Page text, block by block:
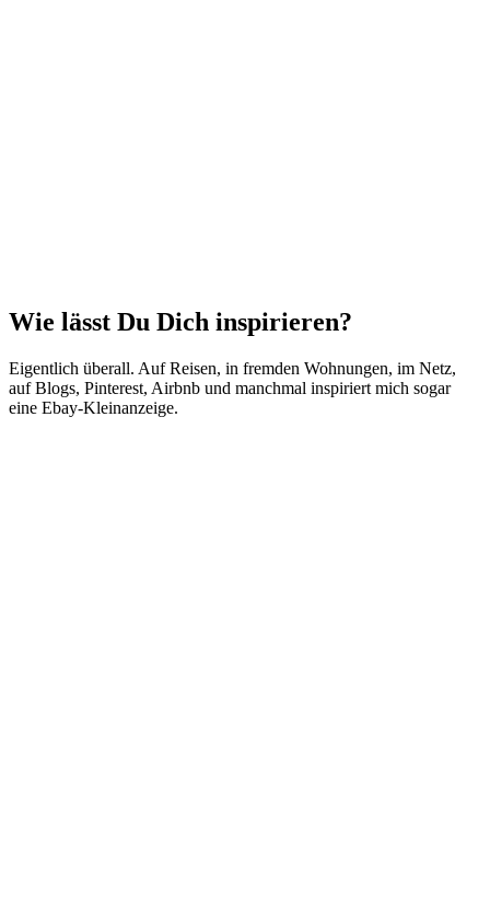
Wie lässt Du Dich inspirieren?
Eigentlich überall. Auf Reisen, in fremden Wohnungen, im Netz,
auf Blogs, Pinterest, Airbnb und manchmal inspiriert mich sogar
eine Ebay-Kleinanzeige.